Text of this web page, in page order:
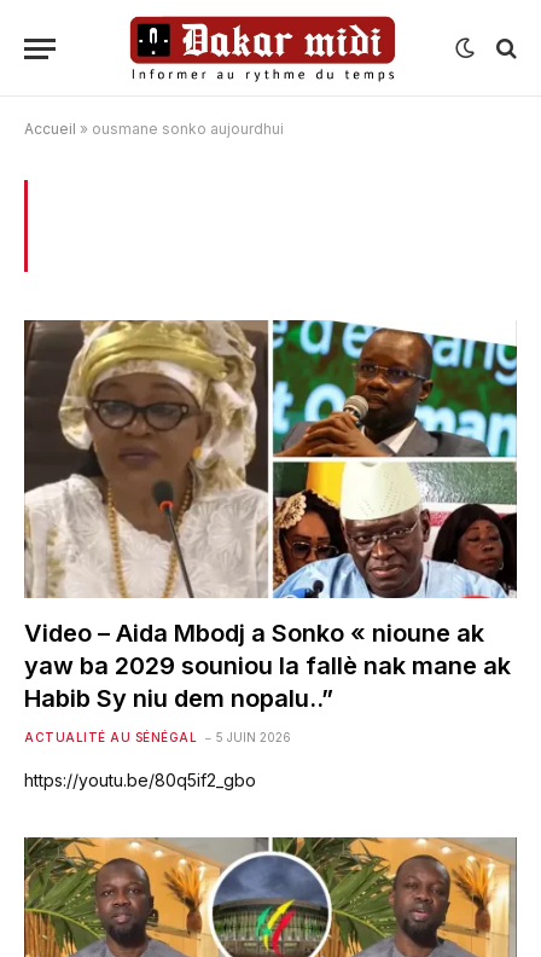
Accueil » ousmane sonko aujourdhui
Video – Aida Mbodj a Sonko « nioune ak
yaw ba 2029 souniou la fallè nak mane ak
Habib Sy niu dem nopalu..”
ACTUALITÉ AU SÉNÉGAL 5 JUIN 2026
https://youtu.be/80q5if2_gbo